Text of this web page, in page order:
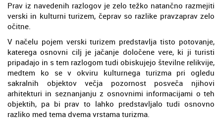
Prav iz navedenih razlogov je zelo težko natančno razmejiti
verski in kulturni turizem, čeprav so razlike pravzaprav zelo
očitne.
V načelu pojem verski turizem predstavlja tisto potovanje,
katerega osnovni cilj je jačanje določene vere, ki ji turisti
pripadajo in s tem razlogom tudi obiskujejo številne relikvije,
medtem ko se v okviru kulturnega turizma pri ogledu
sakralnih objektov večja pozornost posveča njihovi
arhitekturi in seznanjanju z osnovnimi informacijami o teh
objektih, pa bi prav to lahko predstavljalo tudi osnovno
razliko med tema dvema vrstama turizma.